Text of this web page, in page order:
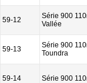
59-12
Série 900
Vallée
59-13
Série 900
Toundra
59-14 Série 900